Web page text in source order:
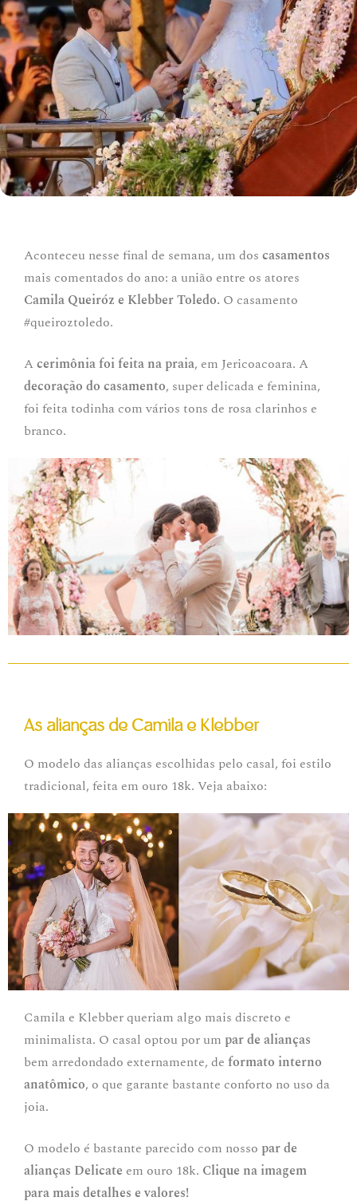
Aconteceu nesse final de semana, um dos casamentos
mais comentados do ano: a união entre os atores
Camila Queiróz e Klebber Toledo. O casamento
#queiroztoledo.
Acerimônia foi feita na praia, em Jericoacoara. A
decoração do casamento, super delicada e feminina,
foi feita todinha com vários tons de rosa clarinhos e
branco.
As alianças de Camila e Klebber
O modelo das alianças escolhidas pelo casal, foi estilo
tradicional, feita em ouro 18k. Veja abaixo:
Camila e Klebber queriam algo mais discreto e
minimalista. O casal optou por um par de alianças
bem arredondado externamente, de formato interno
anatômico, o que garante bastante conforto no uso da
joia.
O modelo é bastante parecido com nosso par de
alianças Delicate em ouro 18k. Clique na imagem
para mais detalhes e valores!